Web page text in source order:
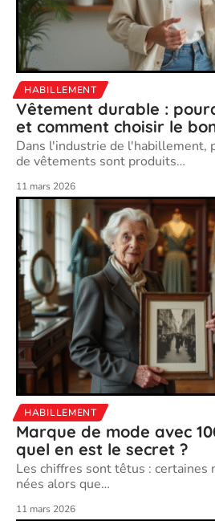
HABILLEMENT
Vêtement durable :
et comment choisir le
Dans l'industrie de l'habillement,
de vêtements sont produits…
11 mars 2026
HABILLEMENT
Marque de mode avec
quel en est le secret ?
Les chiffres sont têtus : certaines
nées alors que…
11 mars 2026